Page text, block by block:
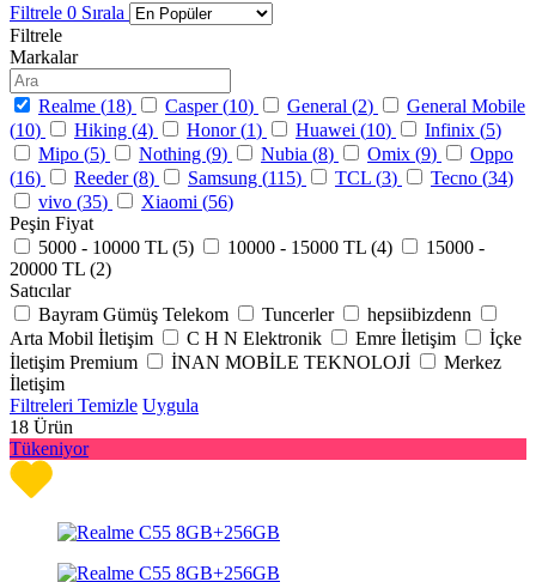
Filtrele 0 Sırala
Filtrele
Markalar
Realme (18) Casper (10) General (2)
General Mobile
(10) Hiking (4) Honor (1) Huawei (10) Infinix (5)
Mipo (5) Nothing (9) Nubia (8) Omix (9)
Oppo
(16) Reeder (8) Samsung (115) TCL (3) Tecno (34)
vivo (35) Xiaomi (56)
Peşin Fiyat
5000 - 10000 TL (5) 10000 - 15000 TL (4)
15000 -
20000 TL (2)
Satıcılar
Bayram Gümüş Telekom
Tuncerler
hepsiibizdenn
Arta Mobil İletişim
C H N Elektronik Emre İletişim
İçke
İletişim Premium
İNAN MOBİLE TEKNOLOJİ
Merkez
İletişim
Filtreleri Temizle Uygula
18 Ürün
Tükeniyor